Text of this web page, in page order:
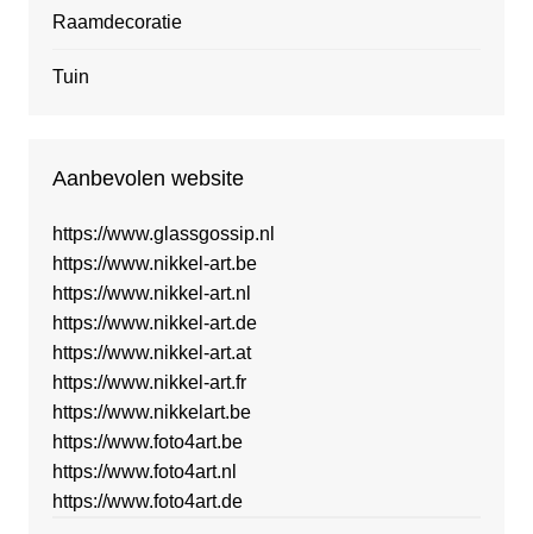
Raamdecoratie
Tuin
Aanbevolen website
https://www.glassgossip.nl
https://www.nikkel-art.be
https://www.nikkel-art.nl
https://www.nikkel-art.de
https://www.nikkel-art.at
https://www.nikkel-art.fr
https://www.nikkelart.be
https://www.foto4art.be
https://www.foto4art.nl
https://www.foto4art.de